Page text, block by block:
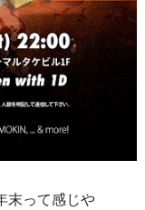
末って感じや